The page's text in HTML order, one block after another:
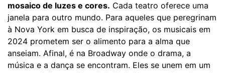
mosaico de luzes e cores. Cada teatro oferece uma
janela para outro mundo. Para aqueles que peregrinam
à Nova York em busca de inspiração, os musicais em
2024 prometem ser o alimento para a alma que
anseiam. Afinal, é na Broadway onde o drama, a
música e a dança se encontram. Eles se unem em um